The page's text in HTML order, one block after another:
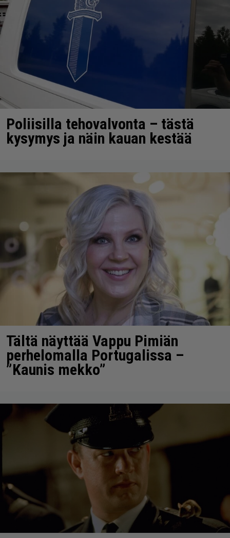
Poliisilla tehovalvonta – tästä
kysymys ja näin kauan kestää
Tältä näyttää Vappu Pimiän
perhelomalla Portugalissa –
”Kaunis mekko”